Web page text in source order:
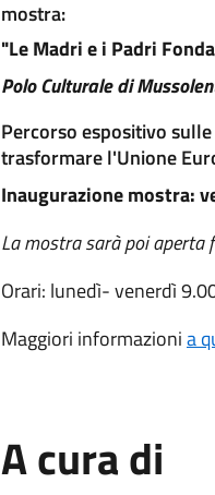
mostra:
"Le Madri e i Padri
Polo Culturale di
Percorso espositivo
trasformare l'Unione
Inaugurazione mostra:
La mostra sarà poi
Orari: lunedì- venerdì
Maggiori informazionia
A cura di